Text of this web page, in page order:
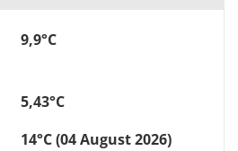
9,9°C
5,43°C
14°C (04 August 2026)